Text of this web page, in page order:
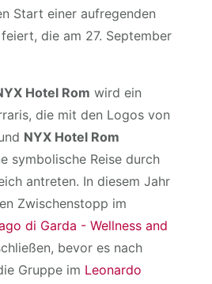
Start einer aufregenden
die am 27. September
Hotel Rom wird ein
die mit den Logos von
NYX Hotel Rom
symbolische Reise durch
antreten. In diesem Jahr
Zwischenstopp im
di Garda - Wellness and
bevor es nach
Gruppe im Leonardo